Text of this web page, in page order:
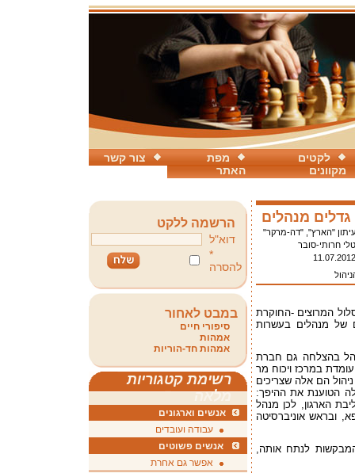
צור קשר
מפת
האתר
לקטים
מקוונים
מנהלים
עיתון "הארץ", "דה-מרקר"
טלי חרותי-סובר
11.07.2012
המרוצים -החוקרת
של מנהלים בעשרות
בהצלחה גם חברת
במרכז ויכוח מר
הם אלה שצריכים
הטוענת את ההיפך:
הארגון, לכן מנהל
ובראש אוניברסיטה
לנתח אותה,
הרשמה ללקט
דוא"ל
*
להסרה
במבט לאחור
סיפורי חיים
אמהות
אמהות חד-הוריות
רשימת קטגוריות
מלאה
אנשים וארגונים
עבודה ועובדים
אנשים פשוטים
אפשר גם אחרת